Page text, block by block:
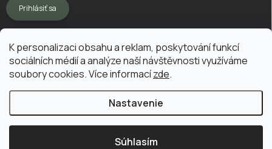
K personalizaci obsahu a reklam, poskytování funkcí
sociálních médií a analýze naší návštěvnosti využíváme
soubory cookies. Více informacízde.
Nastavenie
Súhlasím
Prihlásiť sa
Copyright 2026Vermikompostuj.sk. Všetky práva vyhradené.Upraviť
nastavenie cookies